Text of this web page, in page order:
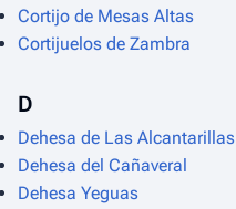
Cortijo de Mesas Altas
Cortijuelos de Zambra
D
Dehesa de Las Alcantarillas
Dehesa del Cañaveral
Dehesa Yeguas